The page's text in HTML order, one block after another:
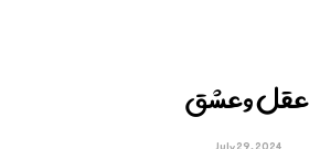
عقل وعشق